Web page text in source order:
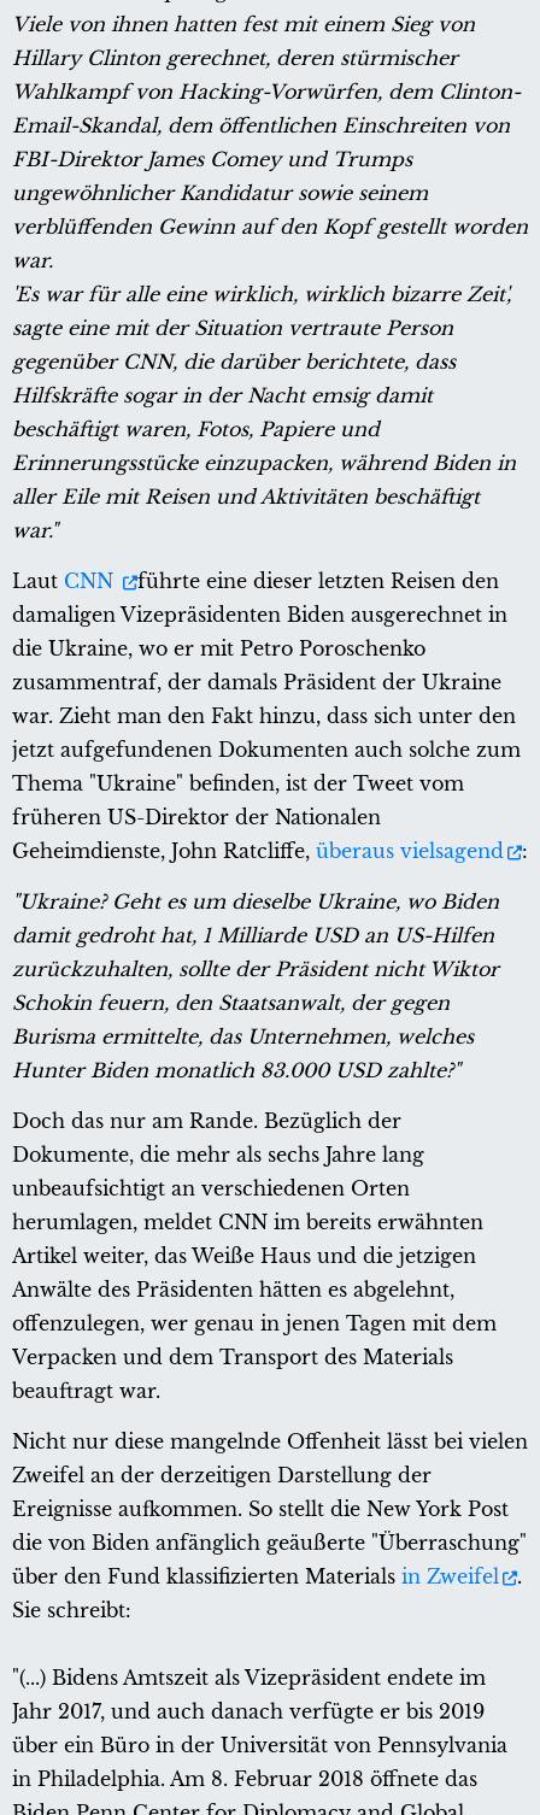
Viele von ihnen hatten fest mit einem Sieg von
Hillary Clinton gerechnet, deren stürmischer
Wahlkampf von Hacking-Vorwürfen, dem Clinton-
Email-Skandal, dem öffentlichen Einschreiten von
FBI-Direktor James Comey und Trumps
ungewöhnlicher Kandidatur sowie seinem
verblüffenden Gewinn auf den Kopf gestellt worden
war.
'Es war für alle eine wirklich, wirklich bizarre Zeit',
sagte eine mit der Situation vertraute Person
gegenüber CNN, die darüber berichtete, dass
Hilfskräfte sogar in der Nacht emsig damit
beschäftigt waren, Fotos, Papiere und
Erinnerungsstücke einzupacken, während Biden in
aller Eile mit Reisen und Aktivitäten beschäftigt
war."
Laut CNN
führte eine dieser letzten Reisen den
damaligen Vizepräsidenten Biden ausgerechnet in
die Ukraine, wo er mit Petro Poroschenko
zusammentraf, der damals Präsident der Ukraine
war. Zieht man den Fakt hinzu, dass sich unter den
jetzt aufgefundenen Dokumenten auch solche zum
Thema "Ukraine" befinden, ist der Tweet vom
früheren US-Direktor der Nationalen
Geheimdienste, John Ratcliffe, überaus vielsagend :
"Ukraine? Geht es um dieselbe Ukraine, wo Biden
damit gedroht hat, 1 Milliarde USD an US-Hilfen
zurückzuhalten, sollte der Präsident nicht Wiktor
Schokin feuern, den Staatsanwalt, der gegen
Burisma ermittelte, das Unternehmen, welches
Hunter Biden monatlich 83.000 USD zahlte?"
Doch das nur am Rande. Bezüglich der
Dokumente, die mehr als sechs Jahre lang
unbeaufsichtigt an verschiedenen Orten
herumlagen, meldet CNN im bereits erwähnten
Artikel weiter, das Weiße Haus und die jetzigen
Anwälte des Präsidenten hätten es abgelehnt,
offenzulegen, wer genau in jenen Tagen mit dem
Verpacken und dem Transport des Materials
beauftragt war.
Nicht nur diese mangelnde Offenheit lässt bei vielen
Zweifel an der derzeitigen Darstellung der
Ereignisse aufkommen. So stellt die New York Post
die von Biden anfänglich geäußerte "Überraschung"
über den Fund klassifizierten Materials in Zweifel
.
Sie schreibt:
"(...) Bidens Amtszeit als Vizepräsident endete im
Jahr 2017, und auch danach verfügte er bis 2019
über ein Büro in der Universität von Pennsylvania
in Philadelphia. Am 8. Februar 2018 öffnete das